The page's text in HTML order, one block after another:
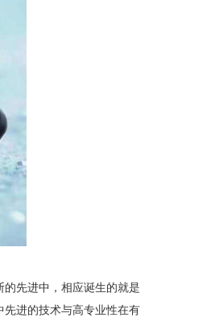
先进中，相应诞生的就是
进的技术与高专业性在有